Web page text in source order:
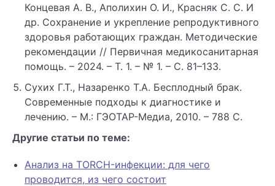
Концевая А. В., Аполихин О. И., Красняк С. С. И
др. Сохранение и укрепление репродуктивного
здоровья работающих граждан. Методические
рекомендации // Первичная медикосанитарная
помощь. – 2024. – Т. 1. – № 1. – С. 81–133.
Сухих Г.Т., Назаренко Т.А. Бесплодный брак.
Современные подходы к диагностике и
лечению. – М.: ГЭОТАР-Медиа, 2010. – 788 С.
Другие статьи по теме:
Анализ на TORCH-инфекции: для чего
проводится, из чего состоит